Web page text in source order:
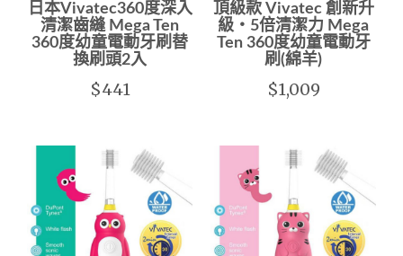
日本Vivatec360度深入
清潔齒縫 Mega Ten
360度幼童電動牙刷替
換刷頭2入
$441
頂級款 Vivatec 創新升
級‧5倍清潔力 Mega
Ten 360度幼童電動牙
刷(綿羊)
$1,009